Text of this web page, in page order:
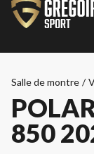
Salle de montre /
850